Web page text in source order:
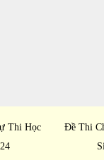
Thi Học
Đề Thi